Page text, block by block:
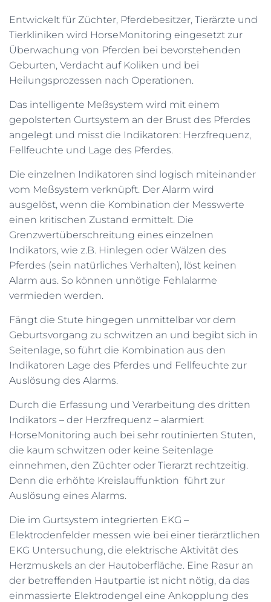
Entwickelt für Züchter, Pferdebesitzer, Tierärzte und
Tierkliniken wird HorseMonitoring eingesetzt zur
Überwachung von Pferden bei bevorstehenden
Geburten, Verdacht auf Koliken und bei
Heilungsprozessen nach Operationen.
Das intelligente Meßsystem wird mit einem
gepolsterten Gurtsystem an der Brust des Pferdes
angelegt und misst die Indikatoren: Herzfrequenz,
Fellfeuchte und Lage des Pferdes.
Die einzelnen Indikatoren sind logisch miteinander
vom Meßsystem verknüpft. Der Alarm wird
ausgelöst, wenn die Kombination der Messwerte
einen kritischen Zustand ermittelt. Die
Grenzwertüberschreitung eines einzelnen
Indikators, wie z.B. Hinlegen oder Wälzen des
Pferdes (sein natürliches Verhalten), löst keinen
Alarm aus. So können unnötige Fehlalarme
vermieden werden.
Fängt die Stute hingegen unmittelbar vor dem
Geburtsvorgang zu schwitzen an und begibt sich in
Seitenlage, so führt die Kombination aus den
Indikatoren Lage des Pferdes und Fellfeuchte zur
Auslösung des Alarms.
Durch die Erfassung und Verarbeitung des dritten
Indikators – der Herzfrequenz – alarmiert
HorseMonitoring auch bei sehr routinierten Stuten,
die kaum schwitzen oder keine Seitenlage
einnehmen, den Züchter oder Tierarzt rechtzeitig.
Denn die erhöhte Kreislauffunktion führt zur
Auslösung eines Alarms.
Die im Gurtsystem integrierten EKG –
Elektrodenfelder messen wie bei einer tierärztlichen
EKG Untersuchung, die elektrische Aktivität des
Herzmuskels an der Hautoberfläche. Eine Rasur an
der betreffenden Hautpartie ist nicht nötig, da das
einmassierte Elektrodengel eine Ankopplung des